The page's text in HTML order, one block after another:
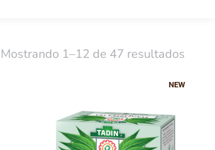
Mostrando 1–12 de 47 resultados
NEW